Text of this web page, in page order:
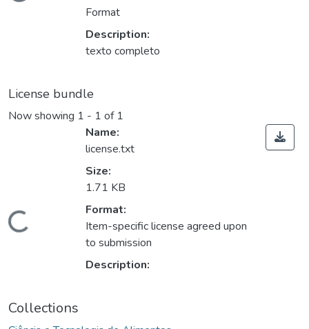
Format
Description:
texto completo
License bundle
Now showing 1 - 1 of 1
Name:
license.txt
Size:
1.71 KB
Format:
Item-specific license agreed upon
to submission
Description:
Collections